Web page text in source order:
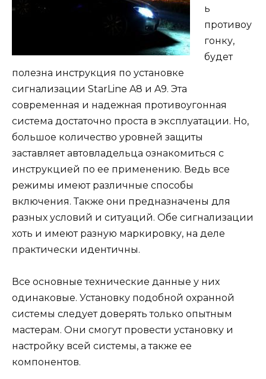
ь
противоу
гонку,
будет
полезна инструкция по установке
сигнализации StarLine A8 и A9. Эта
современная и надежная противоугонная
система достаточно проста в эксплуатации. Но,
большое количество уровней защиты
заставляет автовладельца ознакомиться с
инструкцией по ее применению. Ведь все
режимы имеют различные способы
включения. Также они предназначены для
разных условий и ситуаций. Обе сигнализации
хоть и имеют разную маркировку, на деле
практически идентичны.
Все основные технические данные у них
одинаковые. Установку подобной охранной
системы следует доверять только опытным
мастерам. Они смогут провести установку и
настройку всей системы, а также ее
компонентов.